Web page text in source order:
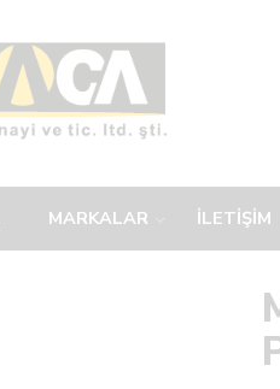
MARKALAR İLETİŞİM